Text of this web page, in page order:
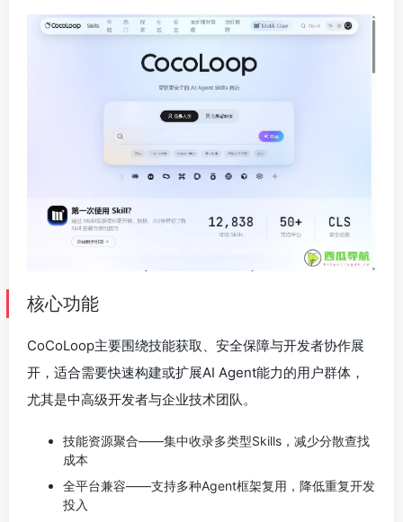
核心功能
CoCoLoop主要围绕技能获取、安全保障与开发者协作展
开，适合需要快速构建或扩展AI Agent能力的用户群体，
尤其是中高级开发者与企业技术团队。
技能资源聚合——集中收录多类型Skills，减少分散查找
成本
全平台兼容——支持多种Agent框架复用，降低重复开发
投入